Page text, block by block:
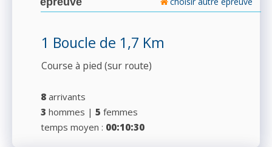
1 Boucle de 1,7 Km
Course à pied (sur route)
8 arrivants
3 hommes | 5 femmes
temps moyen : 00:10:30